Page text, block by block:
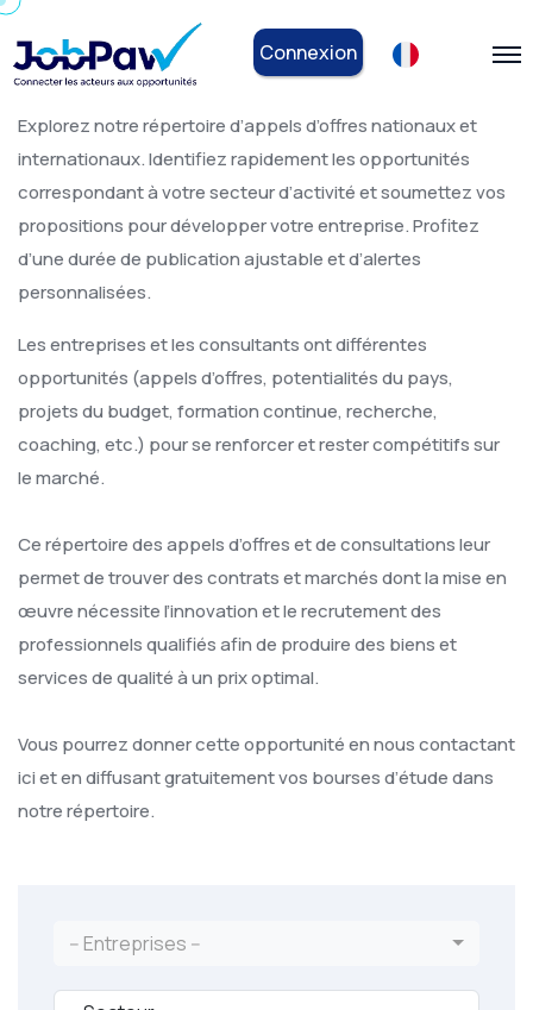
Connexion
Explorez notre répertoire d’appels d’offres nationaux et
internationaux. Identifiez rapidement les opportunités
correspondant à votre secteur d’activité et soumettez vos
propositions pour développer votre entreprise. Profitez
d’une durée de publication ajustable et d’alertes
personnalisées.
Les entreprises et les consultants ont différentes
opportunités (appels d’offres, potentialités du pays,
projets du budget, formation continue, recherche,
coaching, etc.) pour se renforcer et rester compétitifs sur
le marché.
Ce répertoire des appels d’offres et de consultations leur
permet de trouver des contrats et marchés dont la mise en
œuvre nécessite l’innovation et le recrutement des
professionnels qualifiés afin de produire des biens et
services de qualité à un prix optimal.
Vous pourrez donner cette opportunité en nous contactant
ici et en diffusant gratuitement vos bourses d’étude dans
notre répertoire.
-- Entreprises --